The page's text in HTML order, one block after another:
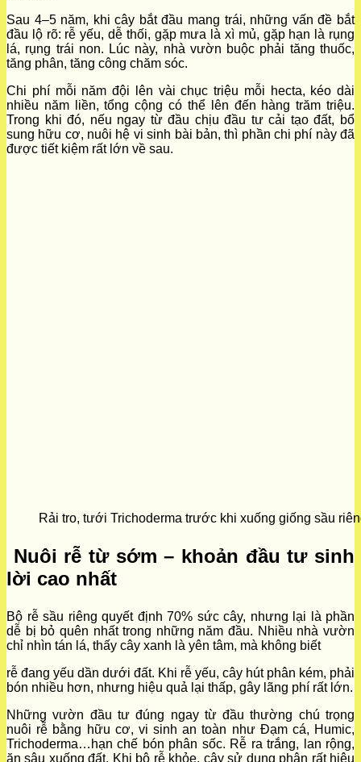
Sau 4–5 năm, khi cây bắt đầu mang trái, những vấn đề bắt
đầu lộ rõ: rễ yếu, dễ thối, gặp mưa là xì mủ, gặp hạn là rụng
lá, rụng trái non. Lúc này, nhà vườn buộc phải tăng thuốc,
tăng phân, tăng công chăm sóc.
Chi phí mỗi năm đội lên vài chục triệu mỗi hecta, kéo dài
nhiều năm liền, tổng cộng có thể lên đến hàng trăm triệu.
Trong khi đó, nếu ngay từ đầu chịu đầu tư cải tạo đất, bổ
sung hữu cơ, nuôi hệ vi sinh bài bản, thì phần chi phí này đã
được tiết kiệm rất lớn về sau.
Rải tro, tưới Trichoderma trước khi xuống giống sầu
Nuôi rễ từ sớm – khoản đầu tư sinh
lời cao nhất
Bộ rễ sầu riêng quyết định 70% sức cây, nhưng lại là phần
dễ bị bỏ quên nhất trong những năm đầu. Nhiều nhà vườn
chỉ nhìn tán lá, thấy cây xanh là yên tâm, mà không biết
rễ đang yếu dần dưới đất. Khi rễ yếu, cây hút phân kém, phải
bón nhiều hơn, nhưng hiệu quả lại thấp, gây lãng phí rất lớn.
Những vườn đầu tư đúng ngay từ đầu thường chú trọng
nuôi rễ bằng hữu cơ, vi sinh an toàn như Đạm cá, Humic,
Trichoderma…hạn chế bón phân sốc. Rễ ra trắng, lan rộng,
ăn sâu xuống đất. Khi bộ rễ khỏe, cây sử dụng phân rất hiệu